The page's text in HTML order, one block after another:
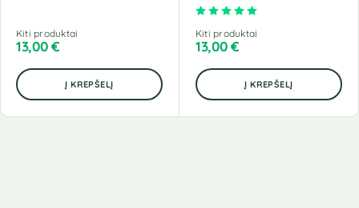
Kiti produktai
13,00€
Į KREPŠELĮ
Kiti produktai
13,00€
Į KREPŠELĮ